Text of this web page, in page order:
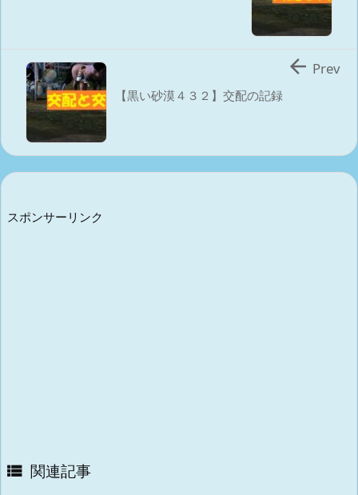
【黒い砂漠４３２】交配の記録
 Prev
スポンサーリンク
 関連記事